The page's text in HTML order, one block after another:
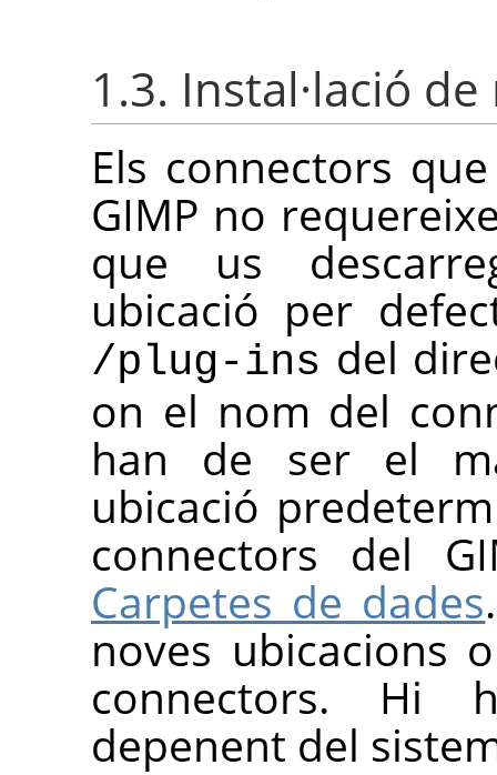
1.3. Instal·lació
Els connectors
GIMP no
que us
ubicació per
/plug-ins del
on el nom del
han de ser el
ubicació
connectors del
Carpetes de dades
noves ubicacions
connectors. Hi
depenent del